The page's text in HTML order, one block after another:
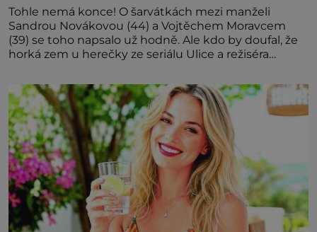
Tohle nemá konce! O šarvátkách mezi manželi
Sandrou Novákovou (44) a Vojtěchem Moravcem
(39) se toho napsalo už hodně. Ale kdo by doufal, že
horká zem u herečky ze seriálu Ulice a režiséra